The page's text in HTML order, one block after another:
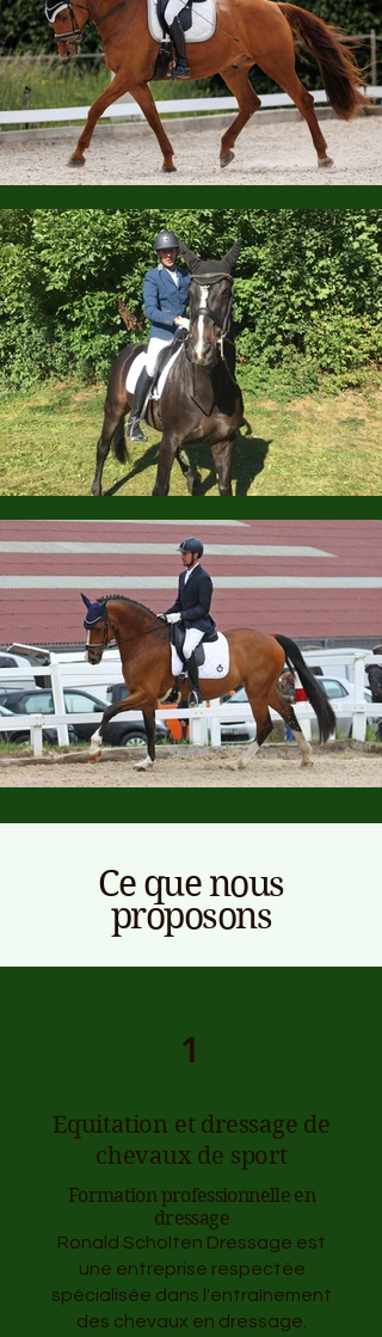
Ce que nous
proposons
1
Equitation et dressage de
chevaux de sport
Formation professionnelle en
dressage
Ronald Scholten Dressage est
une entreprise respectée
spécialisée dans l'entraînement
des chevaux en dressage.